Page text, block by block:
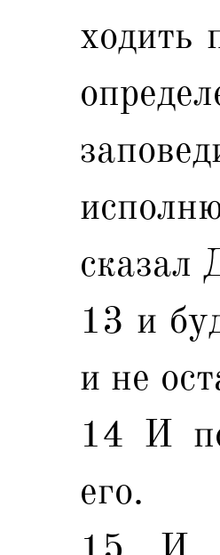
ходить
сказал
13 и
и не
14 И
его.